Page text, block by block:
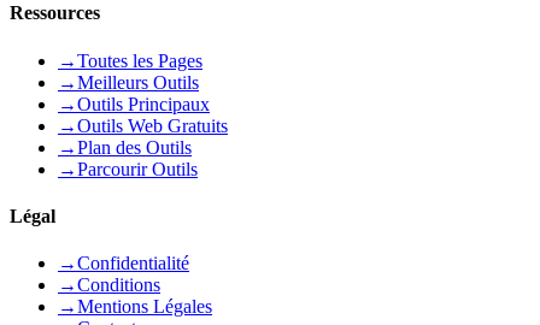
Ressources
→Toutes les Pages
→Meilleurs Outils
→Outils Principaux
→Outils Web Gratuits
→Plan des Outils
→Parcourir Outils
Légal
→Confidentialité
→Conditions
→Mentions Légales